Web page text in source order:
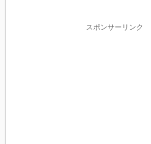
スポンサーリンク